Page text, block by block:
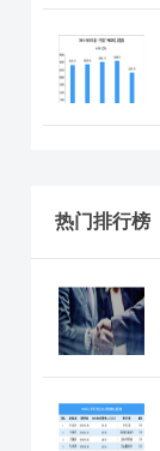
热门排行榜